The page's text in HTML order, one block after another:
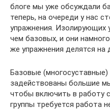
блоге мы уже обсуждали
теперь, на очереди у нас
упражнения. Изолирующих
чем базовых, и они
же упражнения делятся на
Базовые
задействованы большие
чтобы включить в работу
группы требуется работа